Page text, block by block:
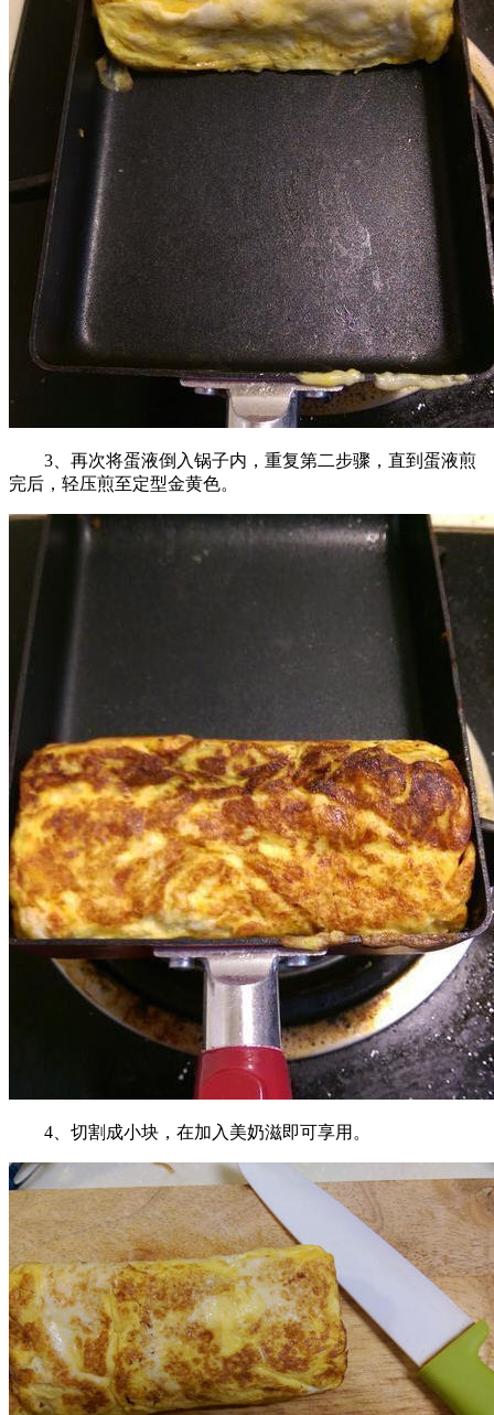
3、再次将蛋液倒入锅子内，重复第二步骤，直到蛋液煎
完后，轻压煎至定型金黄色。
4、切割成小块，在加入美奶滋即可享用。